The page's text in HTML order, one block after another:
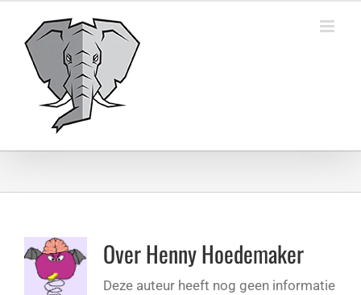
inhoud
OverHenny Hoedemaker
Deze auteur heeft nog geen informatie